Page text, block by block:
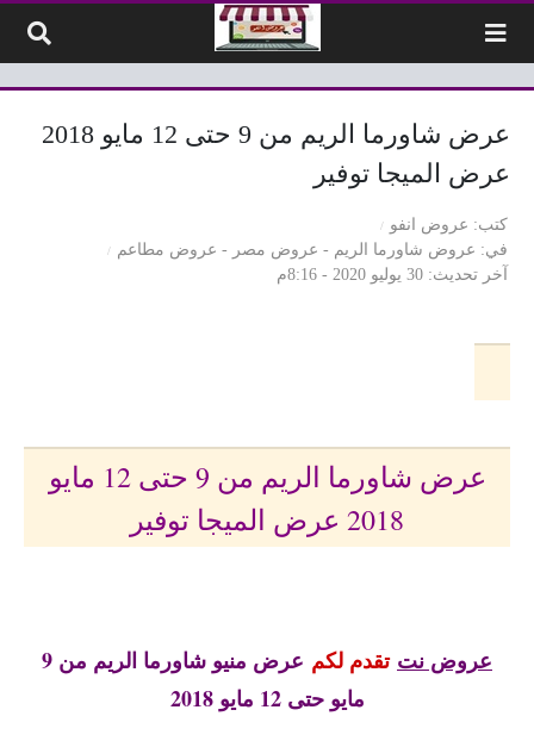
عرض شاورما الريم من 9 حتى 12 مايو 2018
عرض الميجا توفير
كتب
عروض انفو
في
عروض شاورما الريم - عروض مصر - عروض مطاعم
آخر تحديث 30 يوليو 2020 - 8:16م
عرض شاورما الريم من 9 حتى 12 مايو
2018 عرض الميجا توفير
عروض نت تقدم لكم
عرض منيو شاورما الريم من 9
مايو حتى 12 مايو 2018